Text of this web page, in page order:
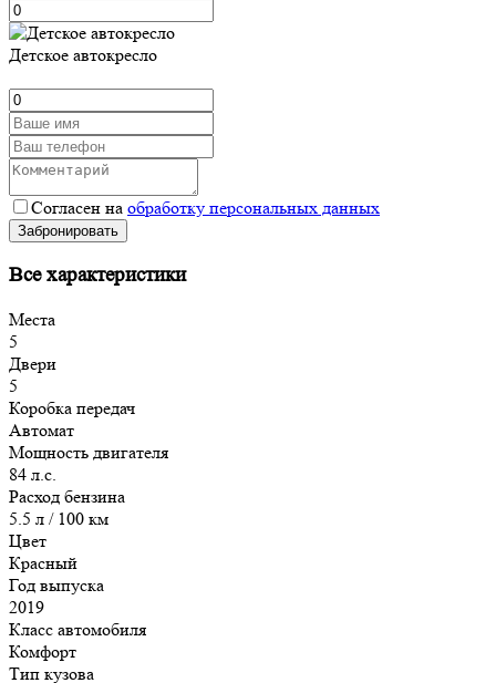
Детское автокресло
Согласен на обработку персональных данных
Забронировать
Все характеристики
Места
5
Двери
5
Коробка передач
Автомат
Мощность двигателя
84 л.с.
Расход бензина
5.5 л / 100 км
Цвет
Красный
Год выпуска
2019
Класс автомобиля
Комфорт
Тип кузова